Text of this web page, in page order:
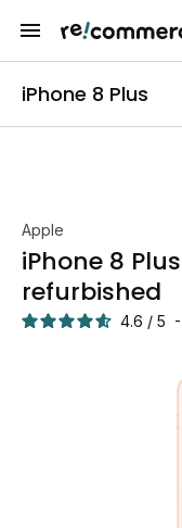
iPhone 8 Plus
Apple
iPhone 8
refurbished
4.6 / 5 -